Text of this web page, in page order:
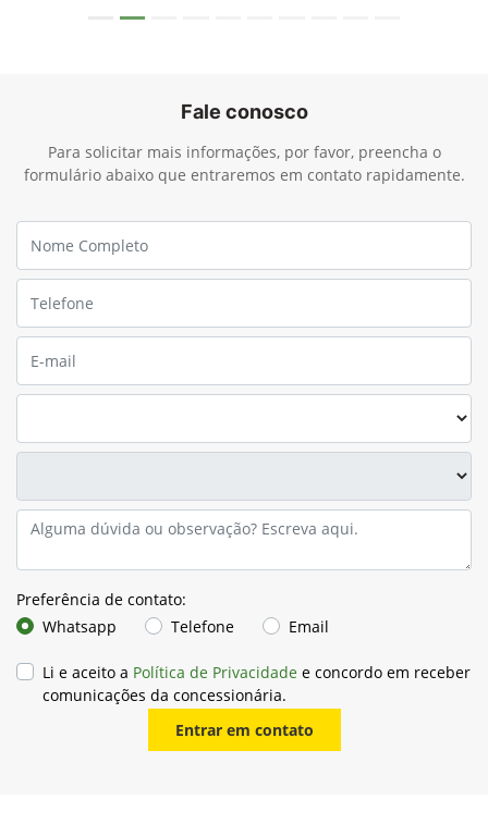
formulário abaixo que entraremos em contato rapidamente.
Whatsapp
Telefone Email
Li e aceito a Política de Privacidade e concordo em receber
comunicações da concessionária.
Entrar em contato